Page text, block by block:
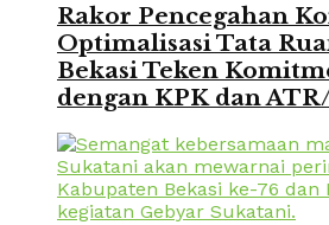
Rakor Pencegahan
Optimalisasi Tata
Bekasi Teken
dengan KPK dan